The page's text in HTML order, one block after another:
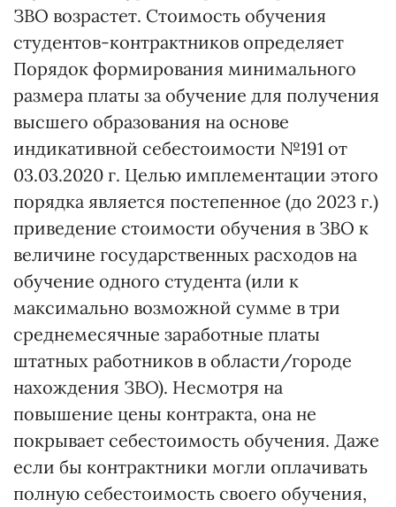
ЗВО возрастет. Стоимость обучения
студентов-контрактников определяет
Порядок формирования минимального
размера платы за обучение для получения
высшего образования на основе
индикативной себестоимости №191 от
03.03.2020 г. Целью имплементации этого
порядка является постепенное (до 2023 г.)
приведение стоимости обучения в ЗВО к
величине государственных расходов на
обучение одного студента (или к
максимально возможной сумме в три
среднемесячные заработные платы
штатных работников в области/городе
нахождения ЗВО). Несмотря на
повышение цены контракта, она не
покрывает себестоимость обучения. Даже
если бы контрактники могли оплачивать
полную себестоимость своего обучения,